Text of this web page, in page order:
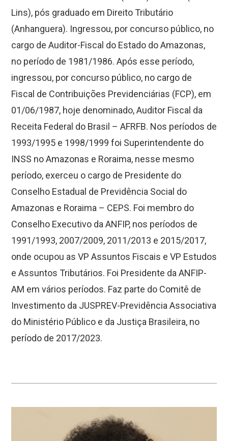
Lins), pós graduado em Direito Tributário
(Anhanguera). Ingressou, por concurso público, no
cargo de Auditor-Fiscal do Estado do Amazonas,
no período de 1981/1986. Após esse período,
ingressou, por concurso público, no cargo de
Fiscal de Contribuições Previdenciárias (FCP), em
01/06/1987, hoje denominado, Auditor Fiscal da
Receita Federal do Brasil – AFRFB. Nos períodos de
1993/1995 e 1998/1999 foi Superintendente do
INSS no Amazonas e Roraima, nesse mesmo
período, exerceu o cargo de Presidente do
Conselho Estadual de Previdência Social do
Amazonas e Roraima – CEPS. Foi membro do
Conselho Executivo da ANFIP, nos períodos de
1991/1993, 2007/2009, 2011/2013 e 2015/2017,
onde ocupou as VP Assuntos Fiscais e VP Estudos
e Assuntos Tributários. Foi Presidente da ANFIP-
AM em vários períodos. Faz parte do Comitê de
Investimento da JUSPREV-Previdência Associativa
do Ministério Público e da Justiça Brasileira, no
período de 2017/2023.